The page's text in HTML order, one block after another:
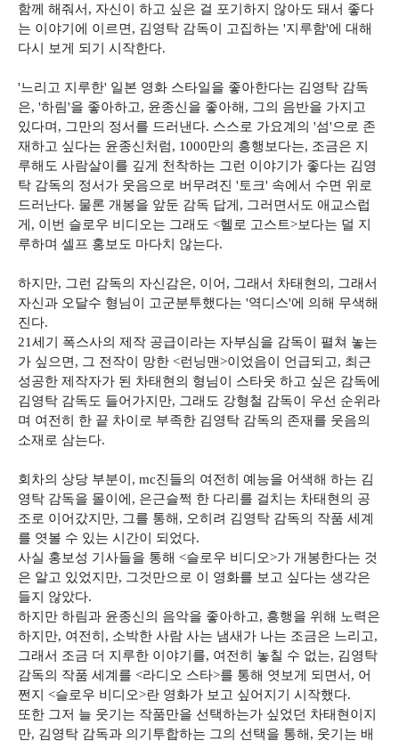
함께 해줘서, 자신이 하고 싶은 걸 포기하지 않아도 돼서 좋다
는 이야기에 이르면, 김영탁 감독이 고집하는 '지루함'에 대해
다시 보게 되기 시작한다.
'느리고 지루한' 일본 영화 스타일을 좋아한다는 김영탁 감독
은, '하림'을 좋아하고, 윤종신을 좋아해, 그의 음반을 가지고
있다며, 그만의 정서를 드러낸다. 스스로 가요계의 '섬'으로 존
재하고 싶다는 윤종신처럼, 1000만의 흥행보다는, 조금은 지
루해도 사람살이를 깊게 천착하는 그런 이야기가 좋다는 김영
탁 감독의 정서가 웃음으로 버무려진 '토크' 속에서 수면 위로
드러난다. 물론 개봉을 앞둔 감독 답게, 그러면서도 애교스럽
게, 이번 슬로우 비디오는 그래도 <헬로 고스트>보다는 덜 지
루하며 셀프 홍보도 마다치 않는다.
하지만, 그런 감독의 자신감은, 이어, 그래서 차태현의, 그래서
자신과 오달수 형님이 고군분투했다는 '역디스'에 의해 무색해
진다.
21세기 폭스사의 제작 공급이라는 자부심을 감독이 펼쳐 놓는
가 싶으면, 그 전작이 망한 <런닝맨>이었음이 언급되고, 최근
성공한 제작자가 된 차태현의 형님이 스타웃 하고 싶은 감독에
김영탁 감독도 들어가지만, 그래도 강형철 감독이 우선 순위라
며 여전히 한 끝 차이로 부족한 김영탁 감독의 존재를 웃음의
소재로 삼는다.
회차의 상당 부분이, mc진들의 여전히 예능을 어색해 하는 김
영탁 감독을 몰이에, 은근슬쩍 한 다리를 걸치는 차태현의 공
조로 이어갔지만, 그를 통해, 오히려 김영탁 감독의 작품 세계
를 엿볼 수 있는 시간이 되었다.
사실 홍보성 기사들을 통해 <슬로우 비디오>가 개봉한다는 것
은 알고 있었지만, 그것만으로 이 영화를 보고 싶다는 생각은
들지 않았다.
하지만 하림과 윤종신의 음악을 좋아하고, 흥행을 위해 노력은
하지만, 여전히, 소박한 사람 사는 냄새가 나는 조금은 느리고,
그래서 조금 더 지루한 이야기를, 여전히 놓칠 수 없는, 김영탁
감독의 작품 세계를 <라디오 스타>를 통해 엿보게 되면서, 어
쩐지 <슬로우 비디오>란 영화가 보고 싶어지기 시작했다.
또한 그저 늘 웃기는 작품만을 선택하는가 싶었던 차태현이지
만, 김영탁 감독과 의기투합하는 그의 선택을 통해, 웃기는 배